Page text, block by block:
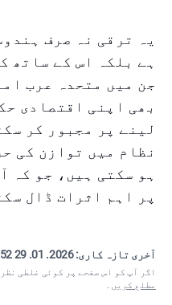
یہ ترقی نہ صرف
ہے بلکہ اس کے ساتھ
جن میں متحدہ عرب
بھی اپنی اقتصادی
لینے پر مجبور کر
نظام میں توازن کی
ہو سکتی ہیں، جو کہ
پر اہم اثرات ڈال
آخری تازہ کاری:2026. 01. 29 00:52
اگر آپ کو اس صفحے پر کوئی غلطی
مطلع کریں ۔